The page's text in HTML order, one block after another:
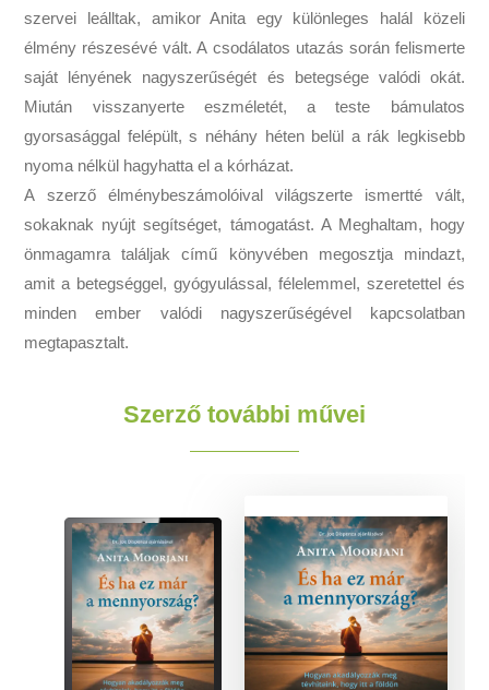
szervei leálltak, amikor Anita egy különleges halál közeli
élmény részesévé vált. A csodálatos utazás során felismerte
saját lényének nagyszerűségét és betegsége valódi okát.
Miután visszanyerte eszméletét, a teste bámulatos
gyorsasággal felépült, s néhány héten belül a rák legkisebb
nyoma nélkül hagyhatta el a kórházat.
A szerző élménybeszámolóival világszerte ismertté vált,
sokaknak nyújt segítséget, támogatást. A Meghaltam, hogy
önmagamra találjak című könyvében megosztja mindazt,
amit a betegséggel, gyógyulással, félelemmel, szeretettel és
minden ember valódi nagyszerűségével kapcsolatban
megtapasztalt.
Szerző további művei